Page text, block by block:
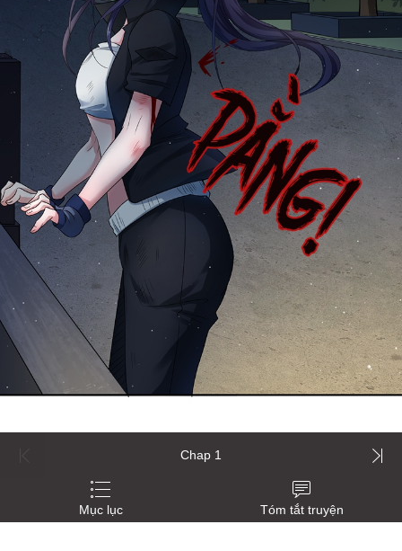
Chap 1
Mục lục Tóm tắt truyện